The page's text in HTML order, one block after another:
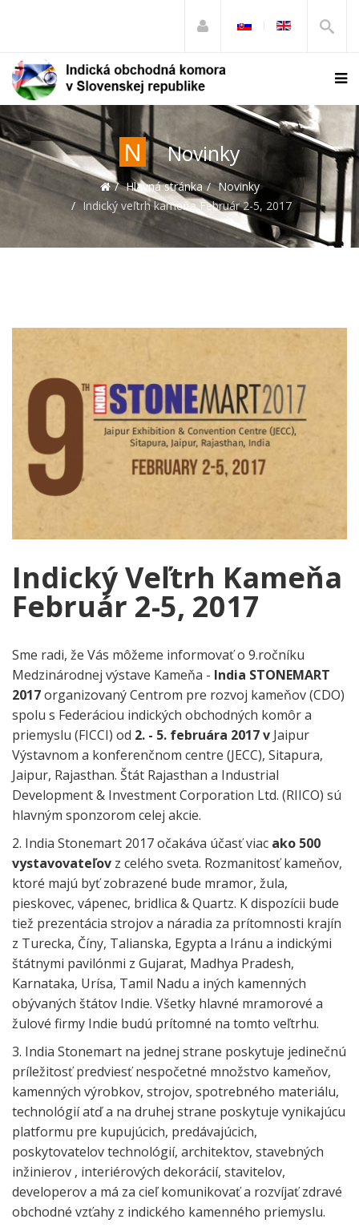
N Novinky
Hlavná stránka
Novinky
Indický veľtrh kameňa Február 2-5, 2017
Indický Veľtrh Kameňa
Február 2-5, 2017
Sme radi, že Vás môžeme informovať o 9.ročníku
Medzinárodnej výstave Kameňa - India STONEMART
2017organizovaný Centrom pre rozvoj kameňov (CDO)
spolu s Federáciou indických obchodných komôr a
priemyslu (FICCI) od 2. - 5. februára 2017 v Jaipur
Výstavnom a konferenčnom centre (JECC), Sitapura,
Jaipur, Rajasthan. Štát Rajasthan a Industrial
Development & Investment Corporation Ltd. (RIICO) sú
hlavným sponzorom celej akcie.
2. India Stonemart 2017 očakáva účasť viac ako 500
vystavovateľov z celého sveta. Rozmanitosť kameňov,
ktoré majú byť zobrazené bude mramor, žula,
pieskovec, vápenec, bridlica & Quartz. K dispozícii bude
tiež prezentácia strojov a náradia za prítomnosti krajín
z Turecka, Číny, Talianska, Egypta a Iránu a indickými
štátnymi pavilónmi z Gujarat, Madhya Pradesh,
Karnataka, Urísa, Tamil Nadu a iných kamenných
obývaných štátov Indie. Všetky hlavné mramorové a
žulové firmy Indie budú prítomné na tomto veľtrhu.
3. India Stonemart na jednej strane poskytuje jedinečnú
príležitosť predviesť nespočetné množstvo kameňov,
kamenných výrobkov, strojov, spotrebného materiálu,
technológií atď a na druhej strane poskytuje vynikajúcu
platformu pre kupujúcich, predávajúcich,
poskytovatelov technológií, architektov, stavebných
inžinierov , interiérových ​​dekorácií, stavitelov,
developerov a má za cieľ komunikovať a rozvíjať zdravé
obchodné vzťahy z indického kamenného priemyslu.